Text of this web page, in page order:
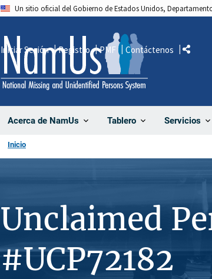
Un sitio oficial del Gobierno de Estados Unidos,
Acerca de NamUs Tablero Servicios
Iniciar Sesión Registro PMF Contáctenos
Inicio
Unclaimed
#UCP72182